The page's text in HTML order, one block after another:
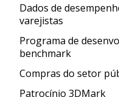
Dados de
varejistas
Programa de
benchmark
Compras do setor
Patrocínio 3DMark